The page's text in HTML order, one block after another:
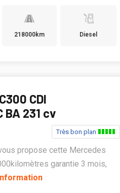
218000km Diesel
CDI
BA 231 cv
Très bon plan
propose cette Mercedes
garantie 3 mois,